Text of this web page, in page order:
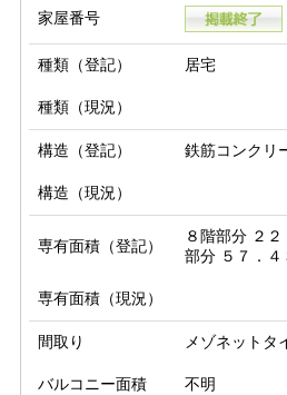
家屋番号
種類（登記） 居宅
種類（現況）
構造（登記） 鉄筋コンクリ
構造（現況）
専有面積（登記）
８階部分 ２
部分 ５７．
専有面積（現況）
間取り メゾネットタ
バルコニー面積 不明